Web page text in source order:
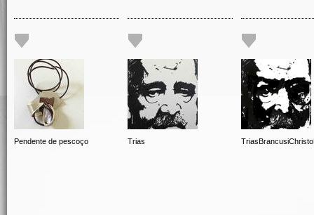
Pendente de pescoço Trias